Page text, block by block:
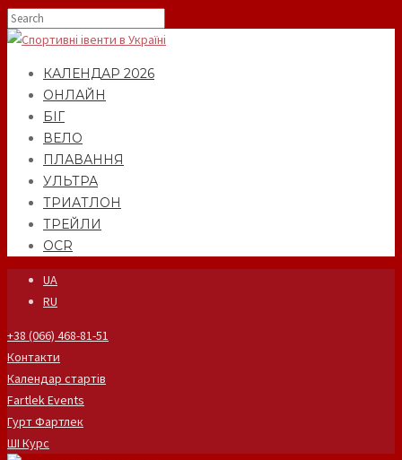
КАЛЕНДАР 2026
ОНЛАЙН
БІГ
ВЕЛО
ПЛАВАННЯ
УЛЬТРА
ТРИАТЛОН
ТРЕЙЛИ
OCR
UA
RU
+38 (066) 468-81-51
Контакти
Календар стартів
Fartlek Events
Гурт Фартлек
ШІ Курс